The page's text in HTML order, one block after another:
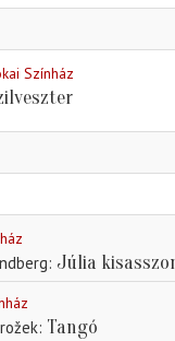
Színház
Júlia
Tangó